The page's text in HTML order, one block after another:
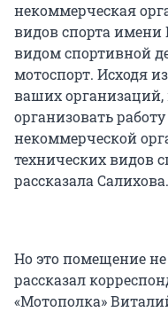
некоммерческая
видов спорта имени
видом спортивной
мотоспорт. Исходя
ваших организаций,
организовать
некоммерческой
технических видов
рассказала Салихова.
Но это помещение
рассказал
«Мотополка»